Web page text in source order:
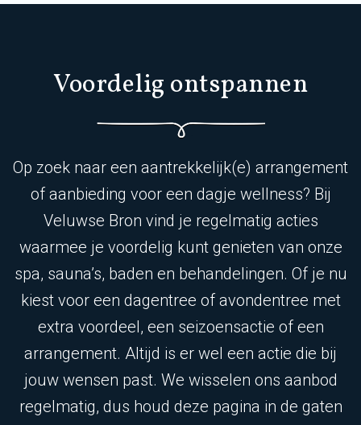
Voordelig ontspannen
Op zoek naar een aantrekkelijk(e) arrangement
of aanbieding voor een dagje wellness? Bij
Veluwse Bron vind je regelmatig acties
waarmee je voordelig kunt genieten van onze
spa, sauna’s, baden en behandelingen. Of je nu
kiest voor een dagentree of avondentree met
extra voordeel, een seizoensactie of een
arrangement. Altijd is er wel een actie die bij
jouw wensen past. We wisselen ons aanbod
regelmatig, dus houd deze pagina in de gaten